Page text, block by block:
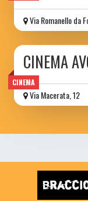
Via Romanello da
CINEMA
CINEMA
Via Macerata, 12